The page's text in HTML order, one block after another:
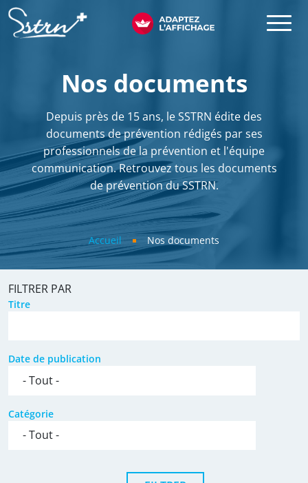
Aller au contenu principal
SSTRN
Nos documents
Depuis près de 15 ans, le SSTRN édite des
documents de prévention rédigés par ses
professionnels de la prévention et l'équipe
communication. Retrouvez tous les documents
de prévention du SSTRN.
Fil d'Ariane
Accueil Nos documents
FILTRER PAR
Titre
Date de publication
Catégorie